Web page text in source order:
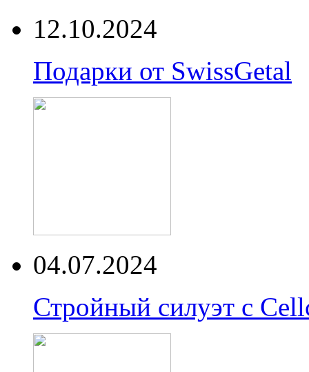
12.10.2024
Подарки от SwissGetal
04.07.2024
Стройный силуэт с